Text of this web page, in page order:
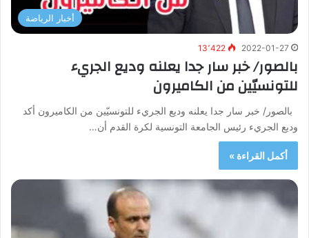
أخبار الرياضة
2022-01-27 13٬422
بالصور/ خبر سار جدا يعلنه وديع الجريء
للتونسيّين من الكاميرون
بالصور/ خبر سار جدا يعلنه وديع الجريء للتونسيّين من الكاميرون أكد
وديع الجريء رئيس الجامعة التونسية لكرة القدم أن…
أكمل القراءة »